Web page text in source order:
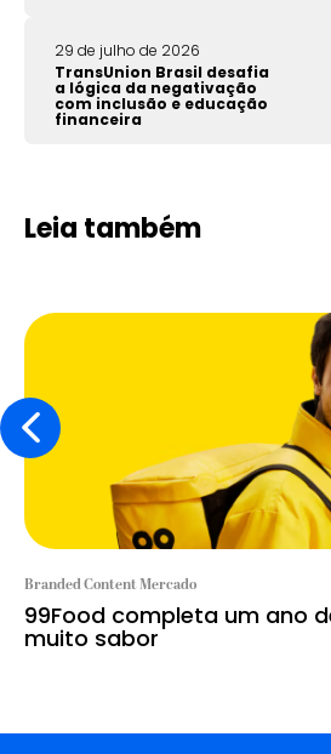
29 de julho de 2026
TransUnion Brasil desafia
a lógica da negativação
com inclusão e educação
financeira
Leia também
Branded Content Mercado
99Food completa um ano
muito sabor